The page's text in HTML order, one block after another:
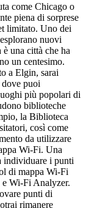
come Chicago o
piena di sorprese
limitato. Uno dei
nuovi
una città che ha
un centesimo.
a Elgin, sarai
dove puoi
più popolari di
biblioteche
la Biblioteca
così come
da utilizzare
Wi-Fi. Una
individuare i punti
di mappa Wi-Fi
Wi-Fi Analyzer.
punti di
rimanere